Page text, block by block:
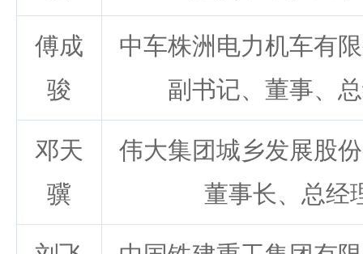
傅成
骏
中车株洲电力机车有
副书记、董事、
邓天
骥
伟大集团城乡发展股
董事长、总经